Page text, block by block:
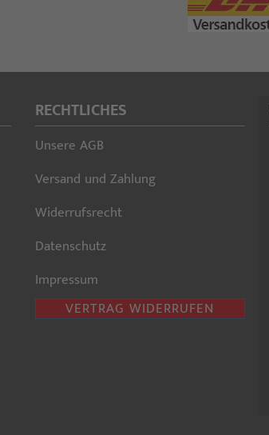
RECHTLICHES
Unsere AGB
Versand und Zahlung
Widerrufsrecht
Datenschutz
Impressum
VERTRAG WIDERRUFEN